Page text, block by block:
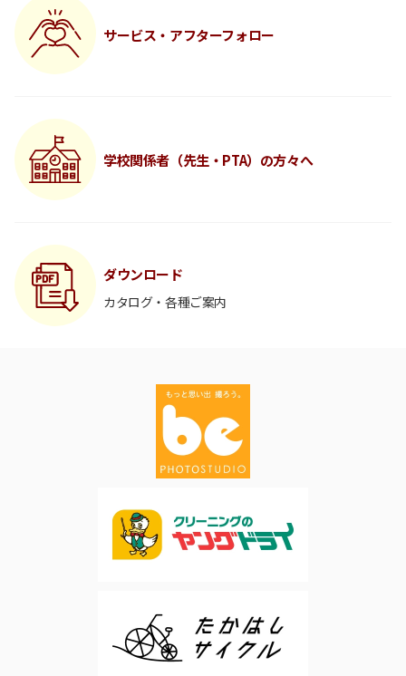
サービス・アフターフォロー
学校関係者（先生・PTA）の方々へ
ダウンロード
カタログ・各種ご案内